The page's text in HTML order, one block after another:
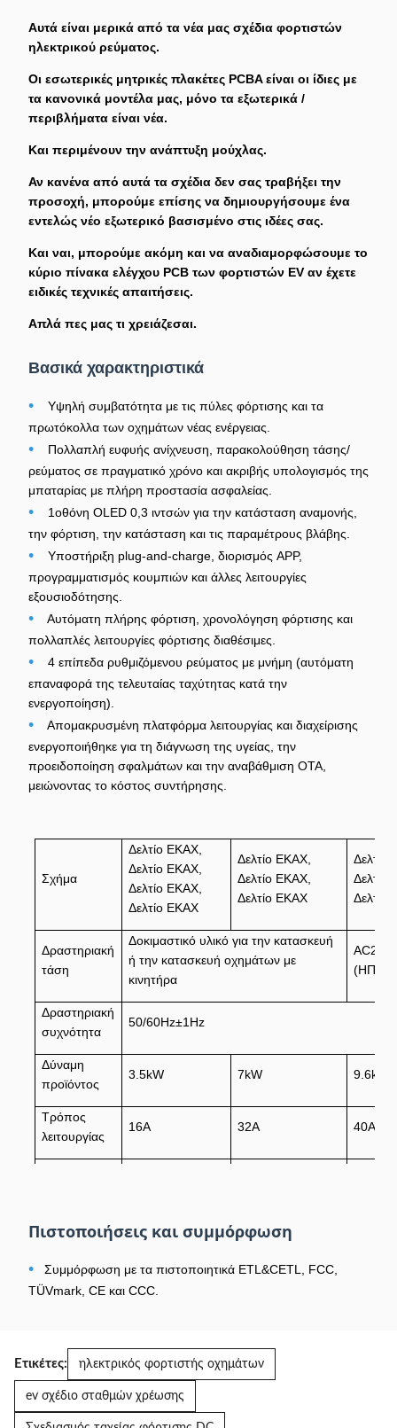
Αυτά είναι μερικά από τα νέα μας σχέδια φορτιστών
ηλεκτρικού ρεύματος.
Οι εσωτερικές μητρικές πλακέτες PCBA είναι οι ίδιες με
τα κανονικά μοντέλα μας, μόνο τα εξωτερικά /
περιβλήματα είναι νέα.
Και περιμένουν την ανάπτυξη μούχλας.
Αν κανένα από αυτά τα σχέδια δεν σας τραβήξει την
προσοχή, μπορούμε επίσης να δημιουργήσουμε ένα
εντελώς νέο εξωτερικό βασισμένο στις ιδέες σας.
Και ναι, μπορούμε ακόμη και να αναδιαμορφώσουμε το
κύριο πίνακα ελέγχου PCB των φορτιστών EV αν έχετε
ειδικές τεχνικές απαιτήσεις.
Απλά πες μας τι χρειάζεσαι.
Βασικά χαρακτηριστικά
•
Υψηλή συμβατότητα με τις πύλες φόρτισης και τα
πρωτόκολλα των οχημάτων νέας ενέργειας.
•
Πολλαπλή ευφυής ανίχνευση, παρακολούθηση τάσης/
ρεύματος σε πραγματικό χρόνο και ακριβής υπολογισμός της
μπαταρίας με πλήρη προστασία ασφαλείας.
•
1οθόνη OLED 0,3 ιντσών για την κατάσταση αναμονής,
την φόρτιση, την κατάσταση και τις παραμέτρους βλάβης.
•
Υποστήριξη plug-and-charge, διορισμός APP,
προγραμματισμός κουμπιών και άλλες λειτουργίες
εξουσιοδότησης.
•
Αυτόματη πλήρης φόρτιση, χρονολόγηση φόρτισης και
πολλαπλές λειτουργίες φόρτισης διαθέσιμες.
•
4 επίπεδα ρυθμιζόμενου ρεύματος με μνήμη (αυτόματη
επαναφορά της τελευταίας ταχύτητας κατά την
ενεργοποίηση).
•
Απομακρυσμένη πλατφόρμα λειτουργίας και διαχείρισης
ενεργοποιήθηκε για τη διάγνωση της υγείας, την
προειδοποίηση σφαλμάτων και την αναβάθμιση OTA,
μειώνοντας το κόστος συντήρησης.
Σχήμα
Δελτίο ΕΚΑΧ,
Δελτίο ΕΚΑΧ,
Δελτίο ΕΚΑΧ,
Δελτίο ΕΚΑΧ
Δελτίο ΕΚΑΧ,
Δελτίο ΕΚΑΧ,
Δελτίο ΕΚΑΧ
Δελτίο
Δελτίο
Δελτίο
Δραστηριακή
τάση
Δοκιμαστικό υλικό για την κατασκευή
ή την κατασκευή οχημάτων με
κινητήρα
(ΗΠΑ)
Δραστηριακή
συχνότητα
50/60Hz±1Hz
Δύναμη
προϊόντος
3.5kW 7kW 9.6kW
Τρόπος
λειτουργίας
16Α 32Α 40Α
οθόνης
1.3 ίντσες
Τρόπος
επικοινωνίας
WIFI&Bluetooth
καλωδίου
Θέρμανση /
υγρασία
λειτουργίας
-30%~+50°C/5%~95%RH
Πιστοποιήσεις και συμμόρφωση
•
Συμμόρφωση με τα πιστοποιητικά ETL&CETL, FCC,
TÜVmark, CE και CCC.
Ετικέτες: ηλεκτρικός φορτιστής οχημάτων
ev σχέδιο σταθμών χρέωσης